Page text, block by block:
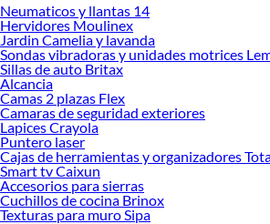
Desde remodelaciones hasta proyectos de
tus ideas realidad. ¡Visítanos y encuentra todo lo que
Muebles de comedor!
Explora la variedad de productos de Muebles de
Herramientas, materiales y accesorios de calidad para
renovación de espacios. ¡Visítanos y descubre todo lo
ofrecerte!
Encuentra una amplia variedad de productos de
Sodimac. Encuentra todo lo necesario para tus
decoración. ¡Visítanos y haz tus ideas realidad!
Neumaticos y llantas 14
Hervidores Moulinex
Jardin Camelia y lavanda
Sondas vibradoras y unidades motrices
Sillas de auto Britax
Alcancia
Camas 2 plazas Flex
Camaras de seguridad exteriores
Lapices Crayola
Puntero laser
Cajas de herramientas y organizadores
Smart tv Caixun
Accesorios para sierras
Cuchillos de cocina Brinox
Texturas para muro Sipa